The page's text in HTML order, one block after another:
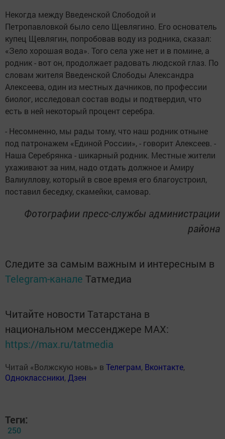
Некогда между Введенской Слободой и
Петропавловкой было село Щевлягино. Его основатель
купец Щевлягин, попробовав воду из родника, сказал:
«Зело хорошая вода». Того села уже нет и в помине, а
родник - вот он, продолжает радовать людской глаз. По
словам жителя Введенской Слободы Александра
Алексеева, один из местных дачников, по профессии
биолог, исследовал состав воды и подтвердил, что
есть в ней некоторый процент серебра.
- Несомненно, мы рады тому, что наш родник отныне
под патронажем «Единой России», - говорит Алексеев. -
Наша Серебрянка - шикарный родник. Местные жители
ухаживают за ним, надо отдать должное и Амиру
Валиуллову, который в свое время его благоустроил,
поставил беседку, скамейки, самовар.
Фотографии пресс-службы администрации
района
Следите за самым важным и интересным в
Telegram-канале Татмедиа
Читайте новости Татарстана в
национальном мессенджере MАХ:
https://max.ru/tatmedia
Читай «Волжскую новь» в Телеграм, Вконтакте,
Одноклассники, Дзен
Теги:
250